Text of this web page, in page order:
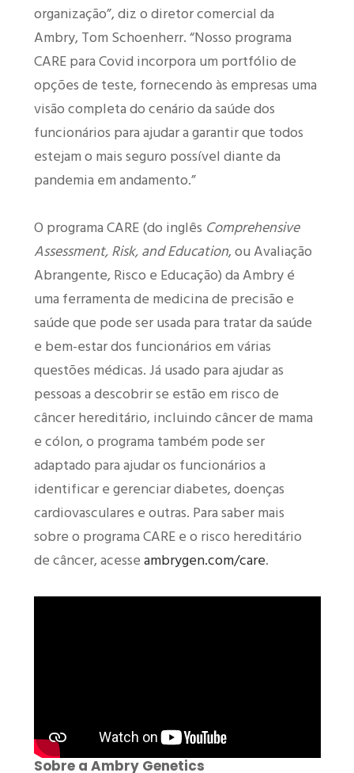
organização”, diz o diretor comercial da
Ambry, Tom Schoenherr. “Nosso programa
CARE para Covid incorpora um portfólio de
opções de teste, fornecendo às empresas uma
visão completa do cenário da saúde dos
funcionários para ajudar a garantir que todos
estejam o mais seguro possível diante da
pandemia em andamento.”
O programa CARE (do inglês Comprehensive
Assessment, Risk, and Education, ou Avaliação
Abrangente, Risco e Educação) da Ambry é
uma ferramenta de medicina de precisão e
saúde que pode ser usada para tratar da saúde
e bem-estar dos funcionários em várias
questões médicas. Já usado para ajudar as
pessoas a descobrir se estão em risco de
câncer hereditário, incluindo câncer de mama
e cólon, o programa também pode ser
adaptado para ajudar os funcionários a
identificar e gerenciar diabetes, doenças
cardiovasculares e outras. Para saber mais
sobre o programa CARE e o risco hereditário
de câncer, acesseambrygen.com/care.
Sobre a Ambry Genetics